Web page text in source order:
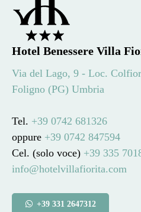
Hotel Benessere Villa
Via del Lago, 9 - Loc.
Foligno (PG) Umbria
Tel. +39 0742 681326
oppure +39 0742 847594
Cel. (solo voce) +39 335
info@hotelvillafiorita.com
+39 331 2647312